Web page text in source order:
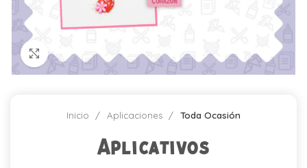
Click para agrandar
Inicio Aplicaciones Toda Ocasión
Aplicativos